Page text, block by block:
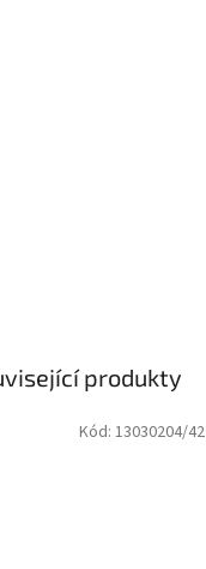
produkty
Kód: 13030204/42